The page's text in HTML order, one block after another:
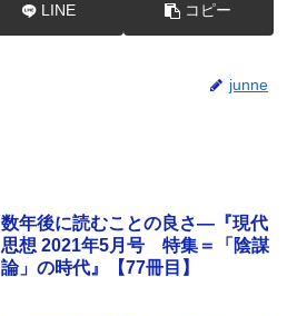
LINE コピー
junne
数年後に読むことの良さ―『現代
思想 2021年5月号 特集＝「陰謀
論」の時代』【77冊目】